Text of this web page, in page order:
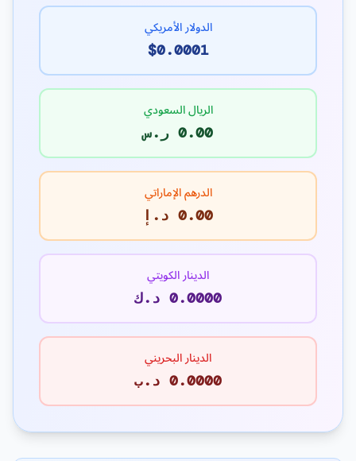
الدولار الأمريكي
$0.0001
الريال السعودي
0.00 ر.س
الدرهم الإماراتي
0.00 د.إ
الدينار الكويتي
0.0000 د.ك
الدينار البحريني
0.0000 د.ب